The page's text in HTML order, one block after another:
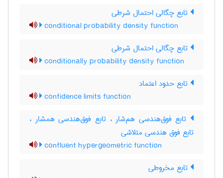
تابع چگالی احتمال شرطی
conditional probability density function
تابع چگالی احتمال شرطی
conditionally probability density function
تابع حدود اعتماد
confidence limits function
تابع فوق‌هندسی هم‌شار ، تابع فوق‌هندسی همشار ،
تابع فوق هندسی متلاشی
confluent hypergeometric function
تابع مخروطی